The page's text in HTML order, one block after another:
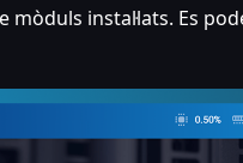
instal·lats. Es